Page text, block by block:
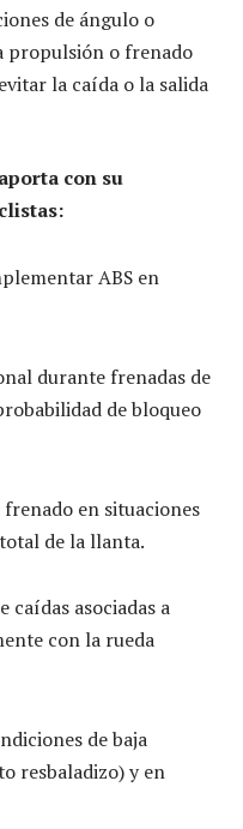
de ángulo o
propulsión o frenado
la caída o la salida
con su
ABS en
durante frenadas de
de bloqueo
en situaciones
de la llanta.
caídas asociadas a
con la rueda
de baja
resbaladizo) y en